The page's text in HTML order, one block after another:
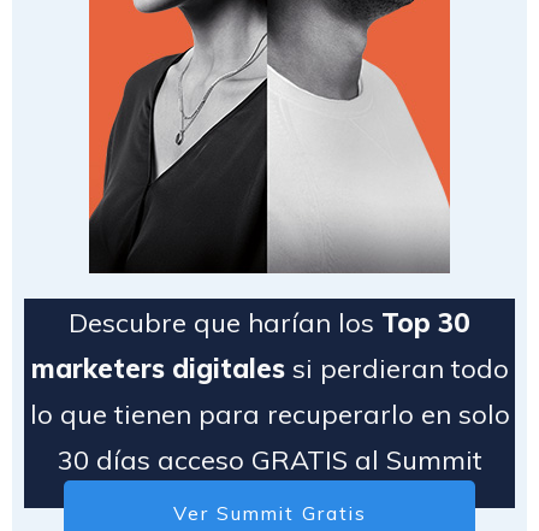
Descubre que harían los Top 30
marketers digitalessi perdieran todo
lo que tienen para recuperarlo en solo
30 días acceso GRATIS al Summit
Ver Summit Gratis